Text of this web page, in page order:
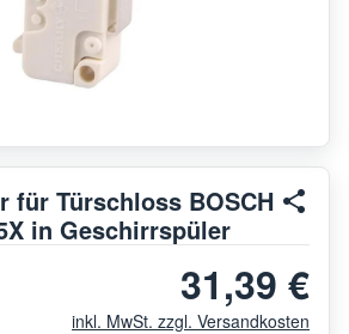
für Türschloss BOSCH
in Geschirrspüler
31,39 €
inkl. MwSt. zzgl. Versandkosten